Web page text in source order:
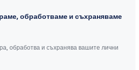
обработваме и съхраняваме
обработва и съхранява вашите лични